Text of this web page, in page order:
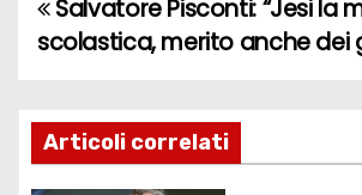
N
v
i
Salvatore Pisconti: “Jesi la
scolastica, merito anche dei
Articoli correlati